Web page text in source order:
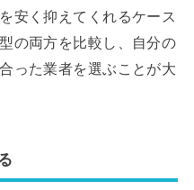
安く抑えてくれるケース
の両方を比較し、自分の
った業者を選ぶことが大